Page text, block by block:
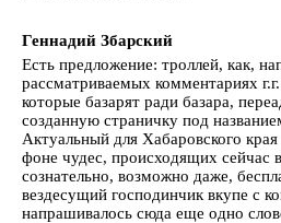
Геннадий Збарский
Есть предложение: троллей, как,
рассматриваемых комментариях
которые базарят ради базара,
созданную страничку под
Актуальный для Хабаровского
фоне чудес, происходящих сейчас
сознательно, возможно даже,
вездесущий господинчик вкупе с
напрашивалось сюда еще одно